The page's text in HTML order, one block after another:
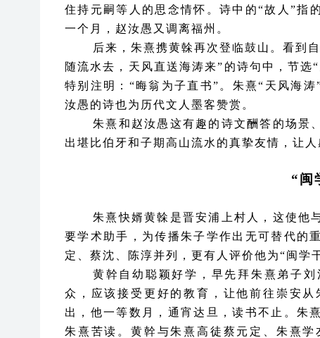
住持元嗣等人的思念情怀。诗中的“故人”指
一个月，赵汝愚又调离福州。
后来，朱熹携黄榦再次登临鼓山。看到
随流水去，天风直送海涛来”的诗句中，节
特别注明：“晦翁为子直书”。朱熹“天风海
汝愚的诗也为历代文人墨客赞赏。
朱熹和赵汝愚这有趣的诗文酬答的场景
出堪比伯牙和子期高山流水的真挚友情，让人
“闽
朱熹快婿黄榦是晋安浦上村人，这使他
要学术助手，为传播朱子学作出无可替代的
定、蔡沈、陈淳并列，更有人评价他为“闽学
黄幹自幼聪颖好学，早先拜朱熹弟子
众，应该接受更好的教育，让他前往崇安
出，他一等数月，通宵达旦，读书不止。朱
朱熹苦读。黄幹与朱熹高徒蔡元定、朱熹